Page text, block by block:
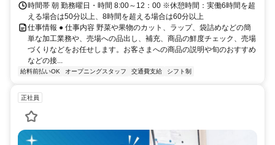
時間帯 朝 勤務曜日・時間 8:00～12：00 ※休憩時間：実働6時間を超
える場合は50分以上、8時間を超える場合は60分以上
仕事情報 ● 仕事内容 野菜や果物のカット、ラップ、袋詰めなどの簡
単な加工業務や、売場への品出し、補充、商品の鮮度チェック、売場
づくりなどをお任せします。お客さまへの商品の説明や旬のおすすめ
などの接...
給料前払いOK オープニングスタッフ 交通費支給 シフト制
正社員